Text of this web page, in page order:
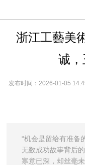
浙江工藝美
诚
发布时间：2026-01-05
“机会是留给有准备
无数成功故事背后
寒意已深，却丝毫